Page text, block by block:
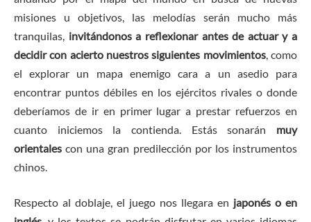
misiones u objetivos, las melodías serán mucho más
tranquilas, invitándonos a reflexionar antes de actuar y a
decidir con acierto nuestros siguientes movimientos, como
el explorar un mapa enemigo cara a un asedio para
encontrar puntos débiles en los ejércitos rivales o donde
deberíamos de ir en primer lugar a prestar refuerzos en
cuanto iniciemos la contienda. Estás sonarán muy
orientales con una gran predilección por los instrumentos
chinos.
Respecto al doblaje, el juego nos llegara en japonés o en